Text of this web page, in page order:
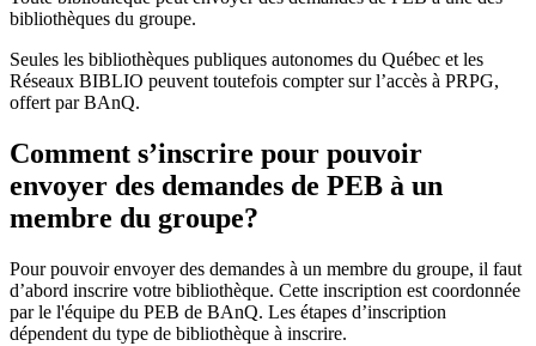
bibliothèques du groupe.
Seules les bibliothèques publiques autonomes du Québec et les
Réseaux BIBLIO peuvent toutefois compter sur l’accès à PRPG,
offert par BAnQ.
Comment s’inscrire pour pouvoir
envoyer des demandes de PEB à un
membre du groupe?
Pour pouvoir envoyer des demandes à un membre du groupe, il faut
d’abord inscrire votre bibliothèque. Cette inscription est coordonnée
par le l'équipe du PEB de BAnQ. Les étapes d’inscription
dépendent du type de bibliothèque à inscrire.